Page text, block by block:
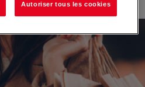
Autoriser tous les cookies